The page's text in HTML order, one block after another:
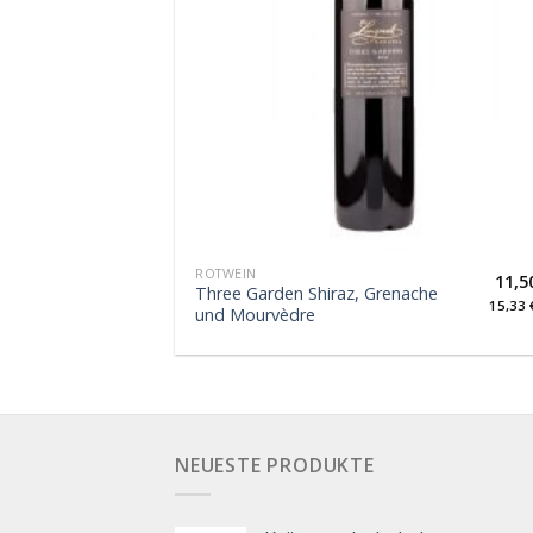
ROTWEIN
Three Garden Shiraz, Grenache
und Mourvèdre
15,33
NEUESTE PRODUKTE